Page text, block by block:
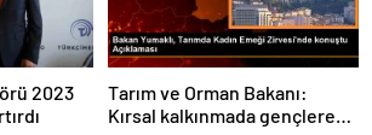
2023
Tarım ve Orman Bakanı:
Kırsal kalkınmada gençlere